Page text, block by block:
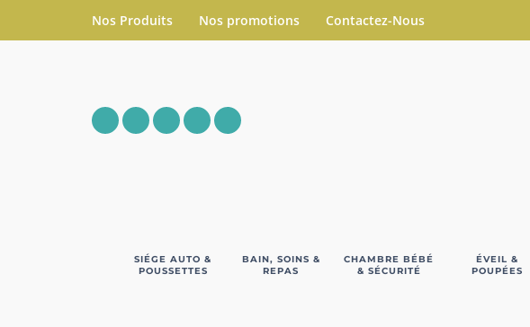
Nos Produits Nos promotions Contactez-Nous
SIÉGE AUTO &
POUSSETTES
BAIN, SOINS &
REPAS
CHAMBRE BÉBÉ
& SÉCURITÉ
ÉVEIL &
POUPÉES